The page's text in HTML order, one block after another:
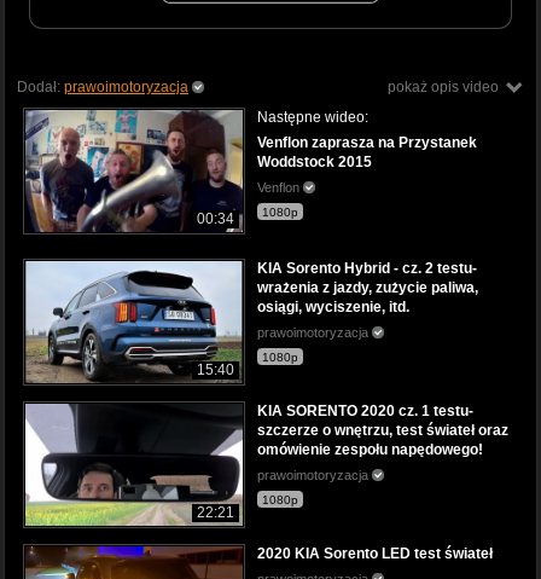
pokaż opis video
Dodał: prawoimotoryzacja
00:34
Następne wideo:
Venflon zaprasza na Przystanek
Woddstock 2015
Venflon
1080p
15:40
KIA Sorento Hybrid - cz. 2 testu-
wrażenia z jazdy, zużycie paliwa,
osiągi, wyciszenie, itd.
prawoimotoryzacja
1080p
22:21
KIA SORENTO 2020 cz. 1 testu-
szczerze o wnętrzu, test świateł oraz
omówienie zespołu napędowego!
prawoimotoryzacja
1080p
2020 KIA Sorento LED test świateł